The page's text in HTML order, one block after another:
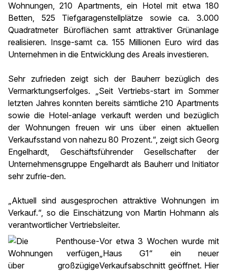
Wohnungen, 210 Apartments, ein Hotel mit etwa 180
Betten, 525 Tiefgaragenstellplätze sowie ca. 3.000
Quadratmeter Büroflächen samt attraktiver Grünanlage
realisieren. Insge-samt ca. 155 Millionen Euro wird das
Unternehmen in die Entwicklung des Areals investieren.
Sehr zufrieden zeigt sich der Bauherr bezüglich des
Vermarktungserfolges. „Seit Vertriebs-start im Sommer
letzten Jahres konnten bereits sämtliche 210 Apartments
sowie die Hotel-anlage verkauft werden und bezüglich
der Wohnungen freuen wir uns über einen aktuellen
Verkaufsstand von nahezu 80 Prozent.“, zeigt sich Georg
Engelhardt, Geschäftsführender Gesellschafter der
Unternehmensgruppe Engelhardt als Bauherr und Initiator
sehr zufrie-den.
„Aktuell sind ausgesprochen attraktive Wohnungen im
Verkauf.“, so die Einschätzung von Martin Hohmann als
verantwortlicher Vertriebsleiter.
Vor etwa 3 Wochen wurde mit
„Haus G1“ ein neuer
Verkaufsabschnitt geöffnet. Hier